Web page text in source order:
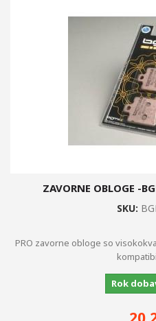
ZAVORNE OBLOGE -
SKU:
PRO zavorne obloge so
Rok